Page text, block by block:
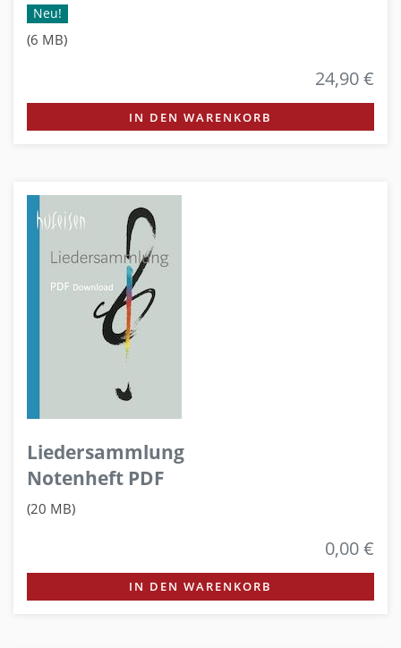
Neu!
(6 MB)
24,90 €
IN DEN WARENKORB
Liedersammlung
Notenheft PDF
(20 MB)
0,00 €
IN DEN WARENKORB